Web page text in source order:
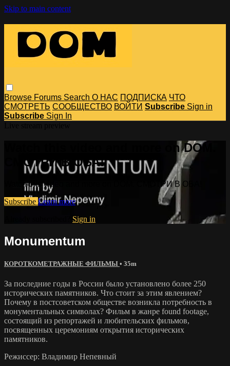
Skip to main content
Browse Forums Search О НАС ПОДПИСКА ЧТО
СМОТРЕТЬ СООБЩЕСТВО ВОЙТИ Subscribe Sign in
Subscribe Sign In
Watch this video and more on DOM.
СМОТРИ В ОБА!
Watch this video and more on DOM. СМОТРИ В ОБА!
Subscribe Learn more
Sign in
Monumentum
КОРОТКОМЕТРАЖНЫЕ ФИЛЬМЫ • 35m
За последние годы в России было установлено более 250
исторических памятников. Что стоит за этим явлением?
Почему в постсоветском обществе возникла потребность в
монументальных символах? Фильм в жанре found footage,
состоящий из репортажей и любительских фильмов,
посвященных церемониям открытия исторических
памятников.
Режиссер: Владимир Непевный